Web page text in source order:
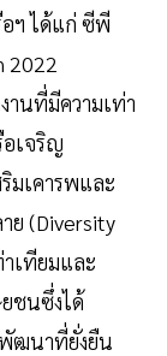
ฯ ได้แก่ ซีพี
2022
านที่มีความเท่า
อเจริญ
มเคารพและ
ย (Diversity
เทียมและ
ชนซึ่งได้
ฒนาที่ยั่งยืน